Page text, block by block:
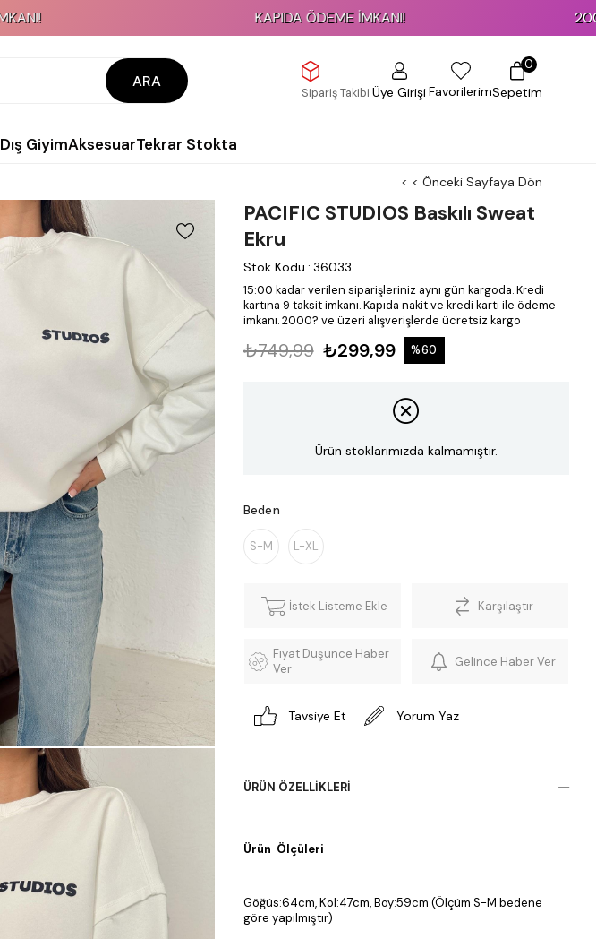
KAPIDA ÖDEME İMKANI! 2000 TL ve
ARA
Sipariş Takibi Üye GirişiFavorilerimSepetim
0
Dış GiyimAksesuarTekrar Stokta
< < Önceki Sayfaya Dön
PACIFIC STUDIOS Baskılı Sweat
Ekru
Stok Kodu : 36033
15:00 kadar verilen siparişleriniz aynı gün kargoda. Kredi
kartına 9 taksit imkanı. Kapıda nakit ve kredi kartı ile ödeme
imkanı. 2000? ve üzeri alışverişlerde ücretsiz kargo
₺749,99 ₺299,99 %60
Ürün stoklarımızda kalmamıştır.
Beden
S-M L-XL
İstek Listeme Ekle Karşılaştır
Fiyat Düşünce Haber
Ver
Gelince Haber Ver
Tavsiye Et Yorum Yaz
ÜRÜN ÖZELLIKLERI
Ürün Ölçüleri
Göğüs:64cm, Kol:47cm, Boy:59cm (Ölçüm S-M bedene
göre yapılmıştır)